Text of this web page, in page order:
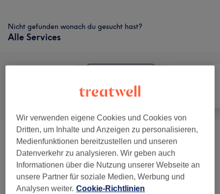
Nicht gefunden wonach du gesucht hast?
Alle Services
Friseur
Damen - Haarschnitte & Stylings ( 5) ab 30 €
Damen - Farbe & Coloration (5) ab 42 €
Herren - Haarschnitte & Stylings (4)
Wir verwenden eigene Cookies und Cookies von
Dritten, um Inhalte und Anzeigen zu personalisieren,
Medienfunktionen bereitzustellen und unseren
Datenverkehr zu analysieren. Wir geben auch
Informationen über die Nutzung unserer Webseite an
unsere Partner für soziale Medien, Werbung und
Analysen weiter. Cookie-Richtlinien